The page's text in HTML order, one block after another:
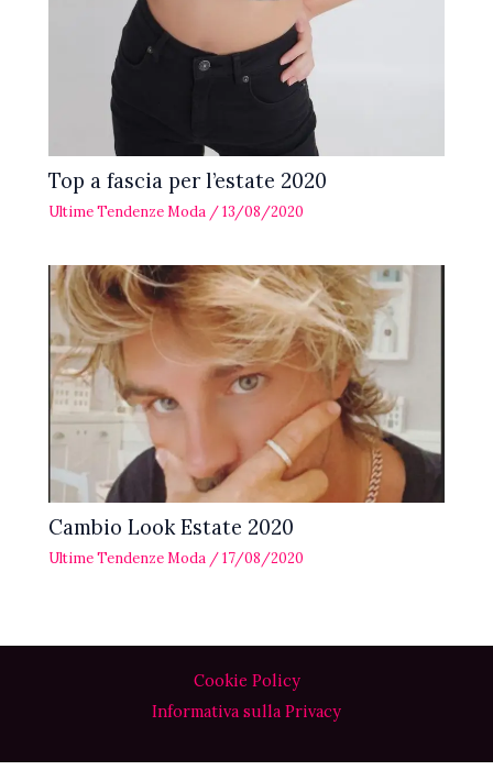
Top a fascia per l’estate 2020
Ultime Tendenze Moda /13/08/2020
Cambio Look Estate 2020
Ultime Tendenze Moda /17/08/2020
Cookie Policy
Informativa sulla Privacy